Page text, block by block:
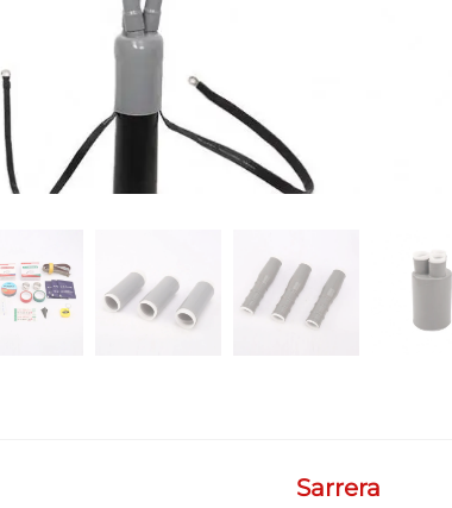
Sarrera